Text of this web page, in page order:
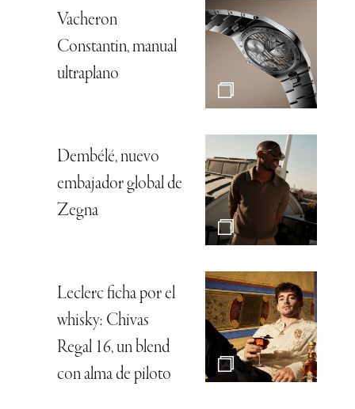
Vacheron
Constantin, manual
ultraplano
Dembélé, nuevo
embajador global de
Zegna
Leclerc ficha por el
whisky: Chivas
Regal 16, un blend
con alma de piloto